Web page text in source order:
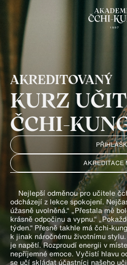
AKREDITOVANÝ
KURZ
ČCHI-
AKREDITACE
Nejlepší odměnou pro učitele
odcházejí z lekce spokojení.
úžasně uvolněná.“ „Přestala mě
krásně odpočinu a vypnu.“
týden.“ Přesně takhle má čchi-
k jinak náročnému životnímu
je napětí. Rozproudí energii v
nepříjemné emoce. Vyčistí hlavu
se učí skládat účastníci našeho